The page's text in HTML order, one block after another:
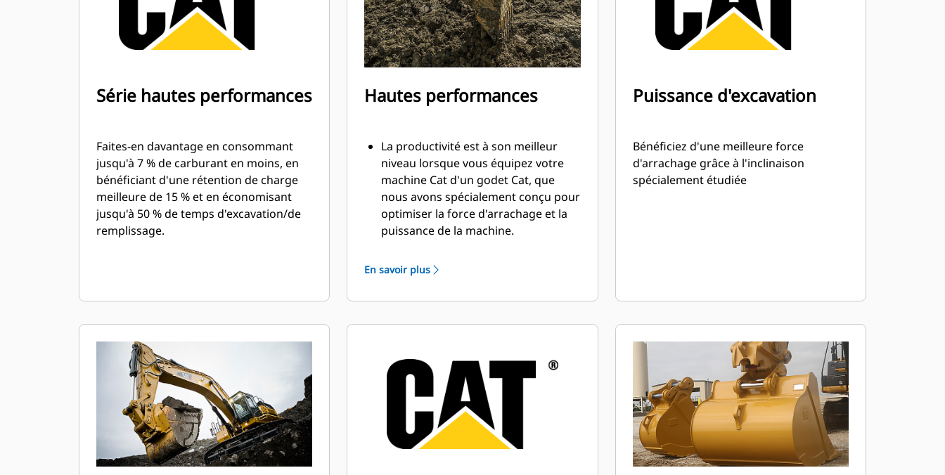
Série hautes performances
Faites-en davantage en consommant
jusqu'à 7 % de carburant en moins, en
bénéficiant d'une rétention de charge
meilleure de 15 % et en économisant
jusqu'à 50 % de temps d'excavation/de
remplissage.
Hautes performances
La productivité est à son meilleur
niveau lorsque vous équipez votre
machine Cat d'un godet Cat, que
nous avons spécialement conçu pour
optimiser la force d'arrachage et la
puissance de la machine.
améliore le flux des matières dans le
godet. Le dégagement de talon accru
garantit que le fond du godet ne
maximale lors de l'excavation. Les
godets Cat sont conçus pour creuser
dans les matériaux rapidement afin
d'améliorer l'efficacité de
fonctionnement globale de votre
machine.
En savoir plus
Puissance d'excavation
Bénéficiez d'une meilleure force
d'arrachage grâce à l'inclinaison
spécialement étudiée